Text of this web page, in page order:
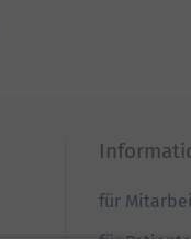
für
für